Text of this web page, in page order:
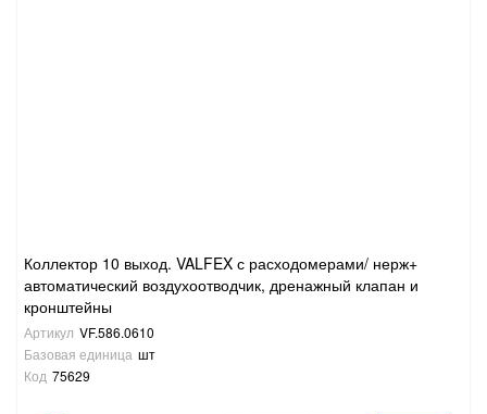
СТРЕМЯНКИ,ЛЕСТНИЦЫ
СТРОИТЕЛЬНЫЕ И ОТДЕЛОЧНЫЕ МАТЕРИАЛЫ
Коллектор 10 выход. VALFEX с расходомерами/ нерж+
автоматический воздухоотводчик, дренажный клапан и
кронштейны
Артикул VF.586.0610
Базовая единица шт
Код 75629